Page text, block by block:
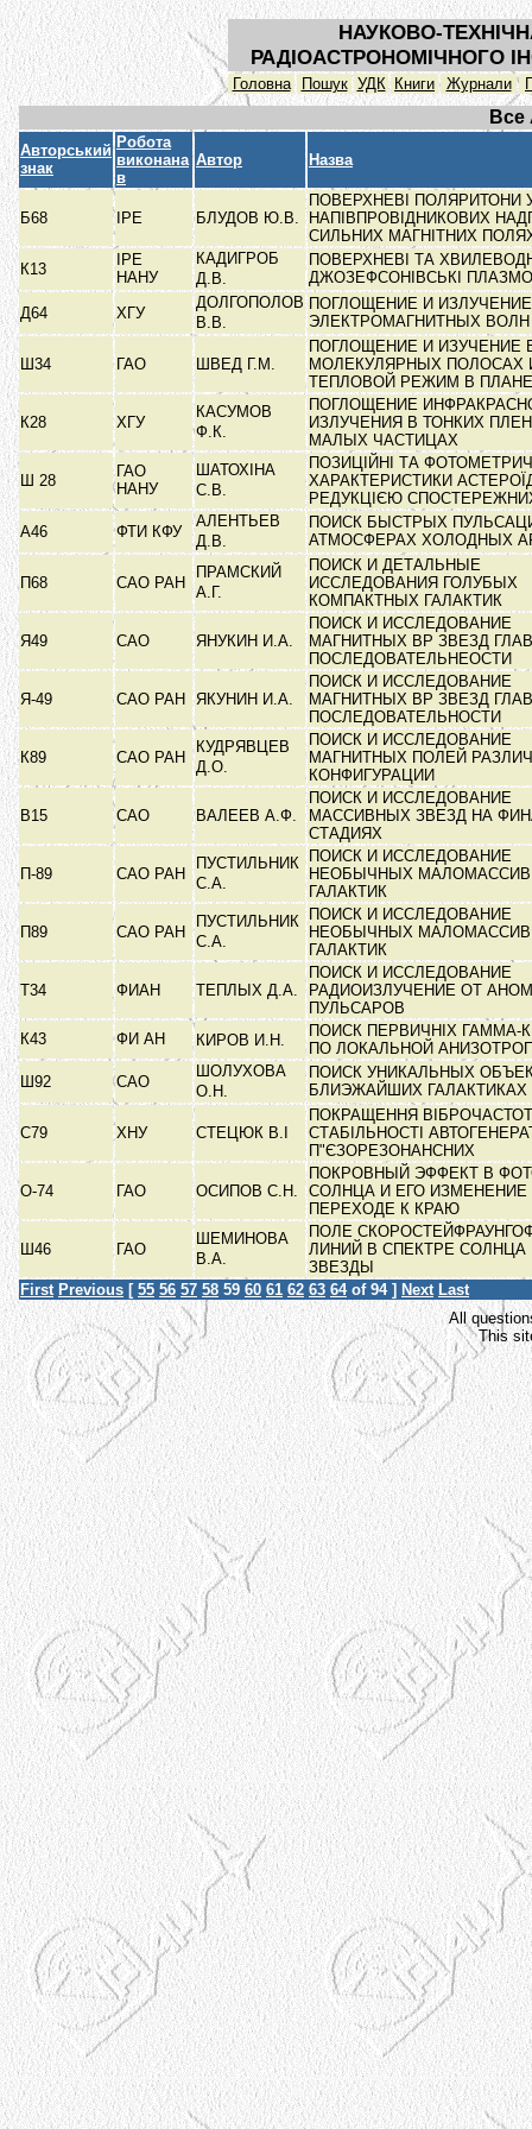
НАУКОВО-
РАДІОАСТРОНОМІЧНОГО
Головна Пошук УДК Книги Журнали
Все
Авторський
знак
Робота
виконана
в
Автор Назва
Б68 ІРЕ БЛУДОВ Ю.В.
ПОВЕРХНЕВІ ПОЛЯРИТОНИ
НАПІВПРОВІДНИКОВИХ
СИЛЬНИХ МАГНІТНИХ
К13
ІРЕ
НАНУ
КАДИГРОБ
Д.В.
ПОВЕРХНЕВІ ТА
ДЖОЗЕФСОНІВСЬКІ
Д64
ХГУ
ДОЛГОПОЛОВ
В.В.
ПОГЛОЩЕНИЕ И ИЗЛУЧЕНИЕ
ЭЛЕКТРОМАГНИТНЫХ
Ш34 ГАО ШВЕД Г.М.
ПОГЛОЩЕНИЕ И ИЗУЧЕНИЕ
МОЛЕКУЛЯРНЫХ ПОЛОСАХ
ТЕПЛОВОЙ РЕЖИМ В
К28 ХГУ
КАСУМОВ
Ф.К.
ПОГЛОЩЕНИЕ
ИЗЛУЧЕНИЯ В ТОНКИХ
МАЛЫХ ЧАСТИЦАХ
Ш 28
ГАО
НАНУ
ШАТОХІНА
С.В.
ПОЗИЦІЙНІ ТА
ХАРАКТЕРИСТИКИ
РЕДУКЦІЄЮ
А46
ФТИ КФУ
АЛЕНТЬЕВ
Д.В.
ПОИСК БЫСТРЫХ
АТМОСФЕРАХ ХОЛОДНЫХ
П68 САО РАН
ПРАМСКИЙ
А.Г.
ПОИСК И ДЕТАЛЬНЫЕ
ИССЛЕДОВАНИЯ ГОЛУБЫХ
КОМПАКТНЫХ ГАЛАКТИК
Я49 САО ЯНУКИН И.А.
ПОИСК И ИССЛЕДОВАНИЕ
МАГНИТНЫХ ВР ЗВЕЗД
ПОСЛЕДОВАТЕЛЬНЕОСТИ
Я-49 САО РАН ЯКУНИН И.А.
ПОИСК И ИССЛЕДОВАНИЕ
МАГНИТНЫХ ВР ЗВЕЗД
ПОСЛЕДОВАТЕЛЬНОСТИ
К89 САО РАН
КУДРЯВЦЕВ
Д.О.
ПОИСК И ИССЛЕДОВАНИЕ
МАГНИТНЫХ ПОЛЕЙ
КОНФИГУРАЦИИ
В15 САО ВАЛЕЕВ А.Ф.
ПОИСК И ИССЛЕДОВАНИЕ
МАССИВНЫХ ЗВЕЗД НА
СТАДИЯХ
П-89 САО РАН
ПУСТИЛЬНИК
С.А.
ПОИСК И ИССЛЕДОВАНИЕ
НЕОБЫЧНЫХ
ГАЛАКТИК
П89 САО РАН
ПУСТИЛЬНИК
С.А.
ПОИСК И ИССЛЕДОВАНИЕ
НЕОБЫЧНЫХ
ГАЛАКТИК
Т34 ФИАН ТЕПЛЫХ Д.А.
ПОИСК И ИССЛЕДОВАНИЕ
РАДИОИЗЛУЧЕНИЕ ОТ
ПУЛЬСАРОВ
К43
ФИ АН КИРОВ И.Н.
ПОИСК ПЕРВИЧНІХ ГАММА-
ПО ЛОКАЛЬНОЙ
Ш92
САО
ШОЛУХОВА
О.Н.
ПОИСК УНИКАЛЬНЫХ
БЛИЭЖАЙШИХ ГАЛАКТИКАХ
C79 ХНУ СТЕЦЮК В.І
ПОКРАЩЕННЯ
СТАБІЛЬНОСТІ
П"ЄЗОРЕЗОНАНСНИХ
О-74 ГАО ОСИПОВ С.Н.
ПОКРОВНЫЙ ЭФФЕКТ В
СОЛНЦА И ЕГО ИЗМЕНЕНИЕ
ПЕРЕХОДЕ К КРАЮ
Ш46 ГАО
ШЕМИНОВА
В.А.
ПОЛЕ
ЛИНИЙ В СПЕКТРЕ СОЛНЦА
ЗВЕЗДЫ
First Previous [ 55 56 57 58 59 60 61 62 63 64of 94 ] Next Last
All
This